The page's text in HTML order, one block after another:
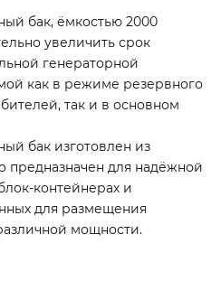
бак, ёмкостью 2000
увеличить срок
генераторной
как в режиме резервного
так и в основном
бак изготовлен из
предназначен для надёжной
контейнерах и
для размещения
мощности.